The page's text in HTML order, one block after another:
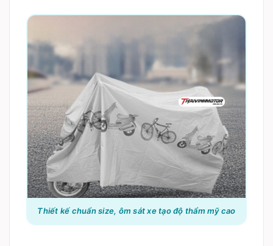
Thiết kế chuẩn size, ôm sát xe tạo độ thẩm mỹ cao